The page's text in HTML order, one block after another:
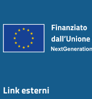
Link esterni